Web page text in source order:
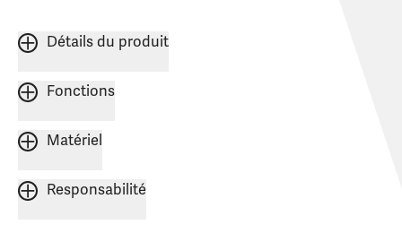
Détails du produit
Fonctions
Matériel
Responsabilité